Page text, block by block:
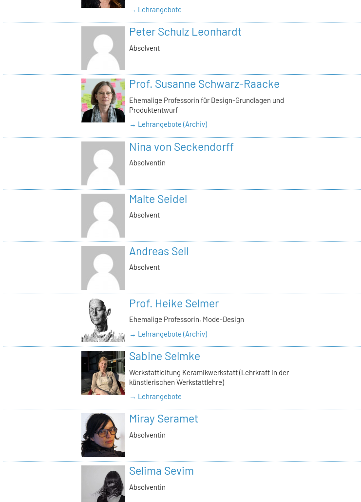
→ Lehrangebote
Peter Schulz Leonhardt
Absolvent
Prof. Susanne Schwarz-Raacke
Ehemalige Professorin für Design-Grundlagen und
Produktentwurf
→ Lehrangebote (Archiv)
Nina von Seckendorff
Absolventin
Malte Seidel
Absolvent
Andreas Sell
Absolvent
Prof. Heike Selmer
Ehemalige Professorin, Mode-Design
→ Lehrangebote (Archiv)
Sabine Selmke
Werkstattleitung Keramikwerkstatt (Lehrkraft in der
künstlerischen Werkstattlehre)
→ Lehrangebote
Miray Seramet
Absolventin
Selima Sevim
Absolventin